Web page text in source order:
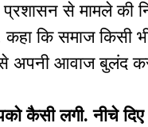
से मामले की
कि समाज किसी
अपनी आवाज बुलंद
कैसी लगी. नीचे दिए